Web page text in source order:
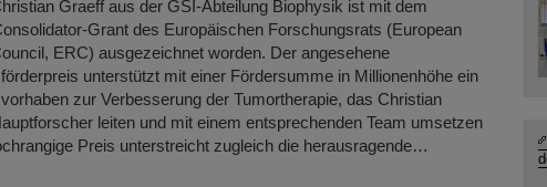
Graeff aus der GSI-Abteilung Biophysik ist mit dem
Grant des Europäischen Forschungsrats (European
ERC) ausgezeichnet worden. Der angesehene
unterstützt mit einer Fördersumme in Millionenhöhe ein
zur Verbesserung der Tumortherapie, das Christian
leiten und mit einem entsprechenden Team umsetzen
Preis unterstreicht zugleich die herausragende…